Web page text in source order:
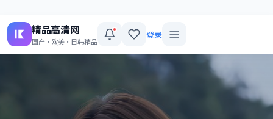
精品高清网
国产·欧美·日韩精品
登录